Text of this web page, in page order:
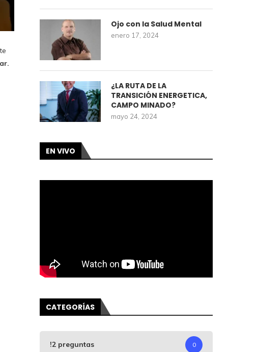
Ojo con la Salud Mental
enero 17, 2024
¿LA RUTA DE LA
TRANSICIÓN ENERGETICA,
CAMPO MINADO?
mayo 24, 2024
EN VIVO
CATEGORÍAS
!2 preguntas 0